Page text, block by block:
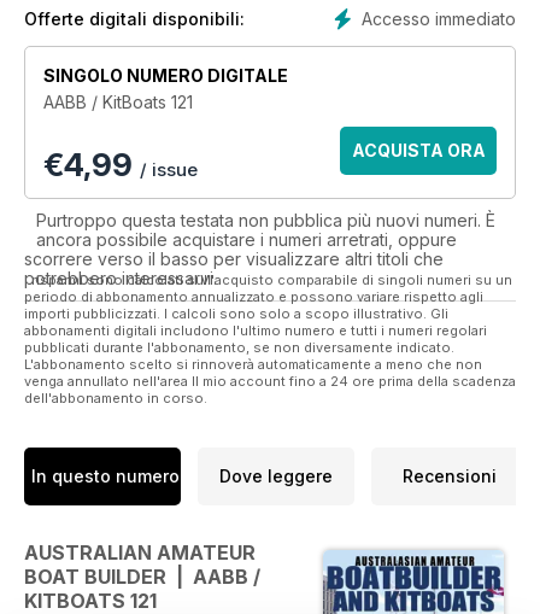
Accesso immediato
Offerte digitali disponibili:
SINGOLO NUMERO DIGITALE
AABB / KitBoats 121
€4,99 / issue
ACQUISTA ORA
Purtroppo questa testata non pubblica più nuovi numeri. È
ancora possibile acquistare i numeri arretrati, oppure
scorrere verso il basso per visualizzare altri titoli che
potrebbero interessarvi.
I risparmi sono calcolati sull'acquisto comparabile di singoli numeri su un
periodo di abbonamento annualizzato e possono variare rispetto agli
importi pubblicizzati. I calcoli sono solo a scopo illustrativo. Gli
abbonamenti digitali includono l'ultimo numero e tutti i numeri regolari
pubblicati durante l'abbonamento, se non diversamente indicato.
L'abbonamento scelto si rinnoverà automaticamente a meno che non
venga annullato nell'area Il mio account fino a 24 ore prima della scadenza
dell'abbonamento in corso.
In questo numero Dove leggere Recensioni
AUSTRALIAN AMATEUR
BOAT BUILDER | AABB /
KITBOATS 121